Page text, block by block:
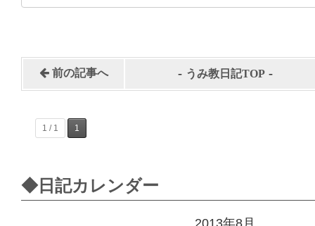
前の記事へ - うみ教日記TOP -
1 / 1 1
◆日記カレンダー
2013年8月